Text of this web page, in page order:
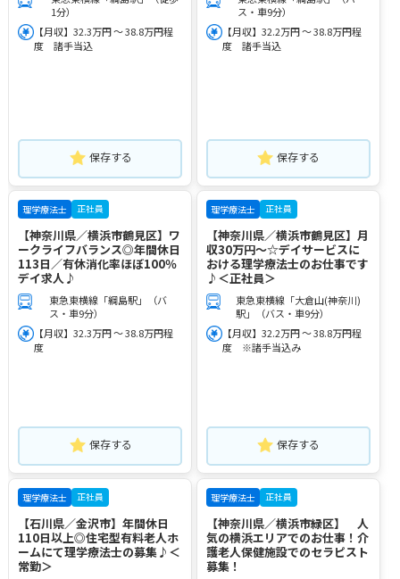
1分）
【月収】32.3万円 ～ 38.8万円程
度 諸手当込
保存する
ス・車9分）
【月収】32.2万円 ～ 38.8万円程
度 諸手当込
保存する
理学療法士 正社員
【神奈川県／横浜市鶴見区】ワ
ークライフバランス◎年間休日
113日／有休消化率ほぼ100％
デイ求人♪
東急東横線「綱島駅」（バ
ス・車9分）
【月収】32.3万円 ～ 38.8万円程
度
保存する
理学療法士 正社員
【神奈川県／横浜市鶴見区】月
収30万円～☆デイサービスに
おける理学療法士のお仕事です
♪＜正社員＞
東急東横線「大倉山(神奈川)
駅」（バス・車9分）
【月収】32.2万円 ～ 38.8万円程
度 ※諸手当込み
保存する
理学療法士 正社員
【石川県／金沢市】年間休日
110日以上◎住宅型有料老人ホ
ームにて理学療法士の募集♪＜
常勤＞
理学療法士 正社員
【神奈川県／横浜市緑区】 人
気の横浜エリアでのお仕事！介
護老人保健施設でのセラピスト
募集！